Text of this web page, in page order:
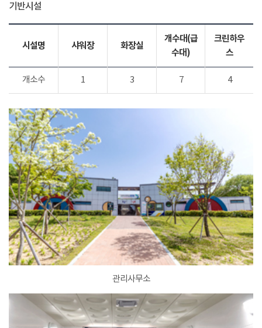
기반시설
시설명 샤워장 화장실
개수대(급
수대)
크린하우
스
개소수 1 3 7 4
관리사무소